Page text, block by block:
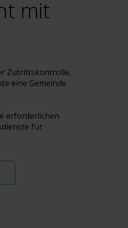
mit
Zutrittskontrolle,
eine Gemeinde
erforderlichen
für